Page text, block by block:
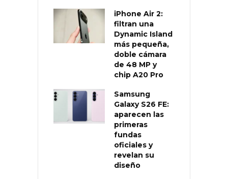
iPhone Air 2:
filtran una
Dynamic Island
más pequeña,
doble cámara
de 48 MP y
chip A20 Pro
Samsung
Galaxy S26 FE:
aparecen las
primeras
fundas
oficiales y
revelan su
diseño